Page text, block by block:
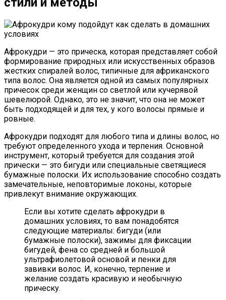
Афрокудри — это прическа, которая представляет собой
формирование природных или искусственных образов
жестких спиралей волос, типичные для африканского
типа волос. Она является одной из самых популярных
причесок среди женщин со светлой или кучерявой
шевелюрой. Однако, это не значит, что она не может
быть подходящей и для тех, у кого волосы прямые и
ровные.
Афрокудри подходят для любого типа и длины волос, но
требуют определенного ухода и терпения. Основной
инструмент, который требуется для создания этой
прически — это бигуди или специальные светящиеся
бумажные полоски. Их использование способно создать
замечательные, неповторимые локоны, которые
привлекут внимание окружающих.
Если вы хотите сделать афрокудри в
домашних условиях, то вам понадобятся
следующие материалы: бигуди (или
бумажные полоски), зажимы для фиксации
бигудей, фена со средней и большой
ультрафиолетовой основой и пенки для
завивки волос. И, конечно, терпение и
желание создать красивую и необычную
прическу.